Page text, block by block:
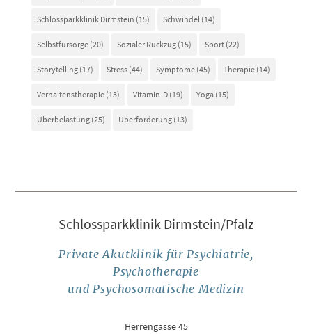
Schlossparkklinik Dirmstein (15) Schwindel (14)
Selbstfürsorge(20) Sozialer Rückzug(15) Sport(22)
Storytelling(17) Stress(44) Symptome(45) Therapie(14)
Verhaltenstherapie(13) Vitamin-D(19) Yoga(15)
Überbelastung(25) Überforderung(13)
Schlossparkklinik Dirmstein/Pfalz
Private Akutklinik für Psychiatrie,
Psychotherapie
und Psychosomatische Medizin
Herrengasse 45